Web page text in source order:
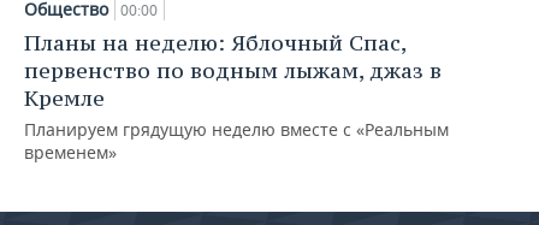
Общество 00:00
Планы на неделю: Яблочный Спас,
первенство по водным лыжам, джаз в
Кремле
Планируем грядущую неделю вместе с «Реальным
временем»